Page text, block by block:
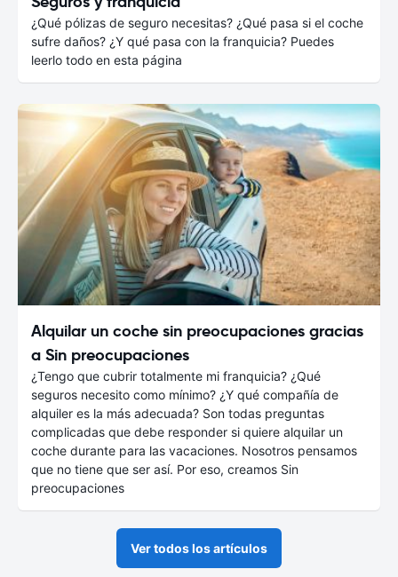
¿Qué pólizas de seguro necesitas? ¿Qué pasa si el coche
sufre daños? ¿Y qué pasa con la franquicia? Puedes
leerlo todo en esta página
Alquilar un coche sin preocupaciones gracias
a Sin preocupaciones
¿Tengo que cubrir totalmente mi franquicia? ¿Qué
seguros necesito como mínimo? ¿Y qué compañía de
alquiler es la más adecuada? Son todas preguntas
complicadas que debe responder si quiere alquilar un
coche durante para las vacaciones. Nosotros pensamos
que no tiene que ser así. Por eso, creamos Sin
preocupaciones
Ver todos los artículos